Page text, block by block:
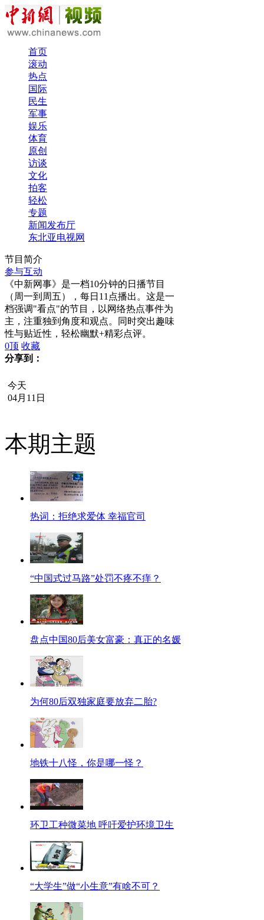
首页
滚动
热点
国际
民生
军事
娱乐
体育
原创
访谈
文化
拍客
轻松
专题
新闻发布厅
东北亚电视网
节目简介
参与互动
《中新网事》是一档10分钟的日播节目
（周一到周五），每日11点播出。这是一
档强调"看点"的节目，以网络热点事件为
主，注重独到角度和观点。同时突出趣味
性与贴近性，轻松幽默+精彩点评。
0顶 收藏
分享到：
今天
04月11日
本期主题
热词：拒绝求爱体 幸福官司
“中国式过马路”处罚不疼不痒？
盘点中国80后美女富豪：真正的名媛
为何80后双独家庭要放弃二胎?
地铁十八怪，你是哪一怪？
环卫工种微菜地 呼吁爱护环境卫生
“大学生”做“小生意”有啥不可？